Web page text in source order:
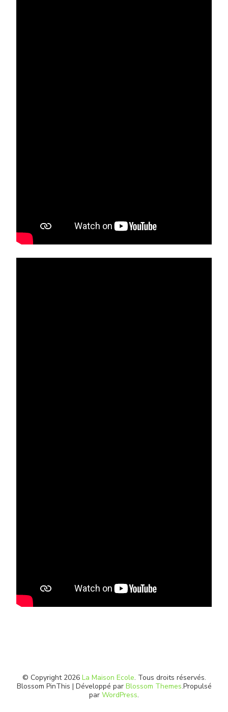
© Copyright 2026 La Maison Ecole. Tous droits réservés.
Blossom PinThis | Développé par Blossom Themes.Propulsé
par WordPress.